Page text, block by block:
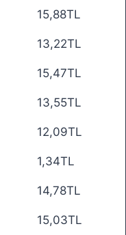
15,88TL
13,22TL
15,47TL
13,55TL
12,09TL
1,34TL
14,78TL
15,03TL